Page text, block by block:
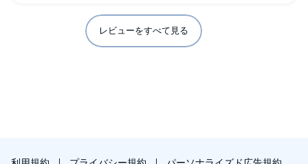
レビューをすべて見る